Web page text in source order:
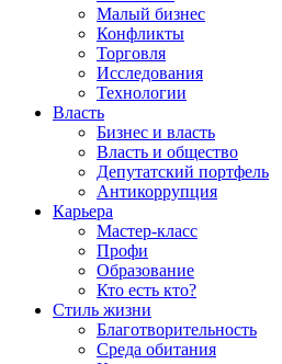
Малый бизнес
Конфликты
Торговля
Исследования
Технологии
Власть
Бизнес и власть
Власть и общество
Депутатский портфель
Антикоррупция
Карьера
Мастер-класс
Профи
Образование
Кто есть кто?
Стиль жизни
Благотворительность
Среда обитания